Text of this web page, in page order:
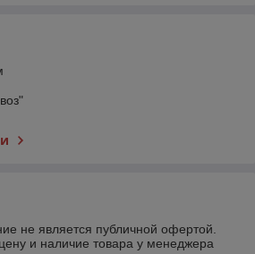
не является публичной офертой.
и наличие товара у менеджера